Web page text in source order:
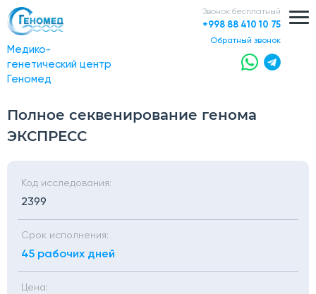
Медико-
генетический центр
Геномед
Звонок бесплатный
+998 88 410 10 75
обратный звонок
Полное секвенирование генома
ЭКСПРЕСС
Код исследования:
2399
Срок исполнения:
45 рабочих дней
Цена: